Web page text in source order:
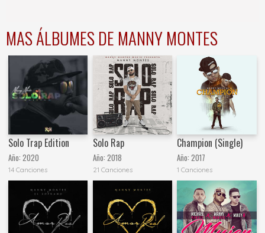
MAS ÁLBUMES DE MANNY MONTES
Solo Trap Edition
Año:2020
14 Canciones
Solo Rap
Año: 2018
21 Canciones
Champion (Single)
Año:2017
1 Canciones